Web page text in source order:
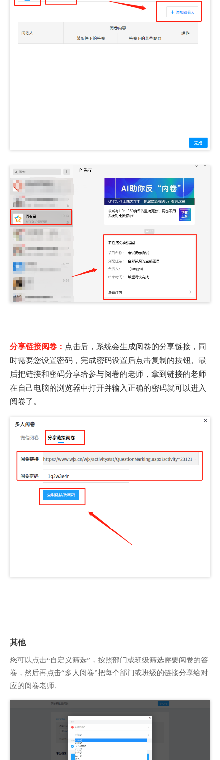
分享链接阅卷 ： 点击后，系统会生成阅卷的分享链接，同
时需要您设置密码，完成密码设置后点击复制的按钮。最
后把链接和密码分享给参与阅卷的老师，拿到链接的老师
在自己电脑的浏览器中打开并输入正确的密码就可以进入
阅卷了。
其他
您可以点击“自定义筛选”，按照部门或班级筛选需要阅卷的答
卷，然后再点击“多人阅卷”把每个部门或班级的链接分享给对
应的阅卷老师。